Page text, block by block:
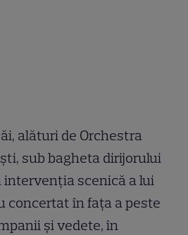
alături de Orchestra
sub bagheta dirijorului
intervenția scenică a lui
concertat în fața a peste
și vedete, în